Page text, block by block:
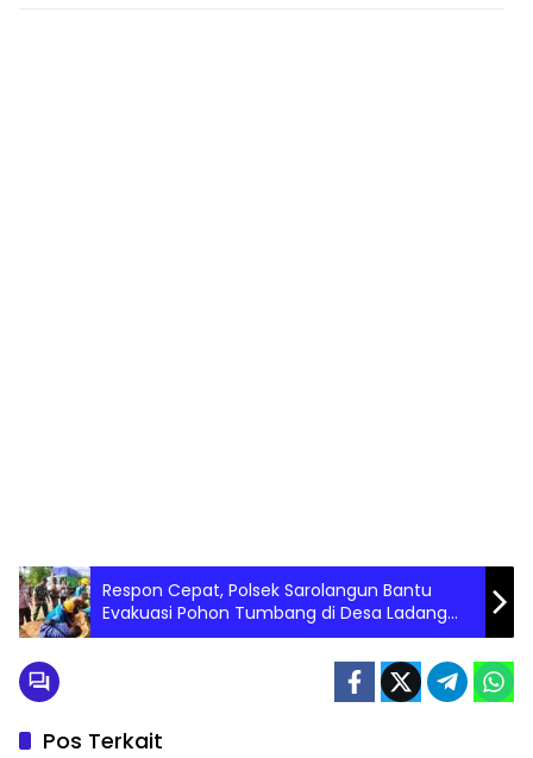
Respon Cepat, Polsek Sarolangun Bantu
Evakuasi Pohon Tumbang di Desa Ladang
Panjang.
Pos Terkait